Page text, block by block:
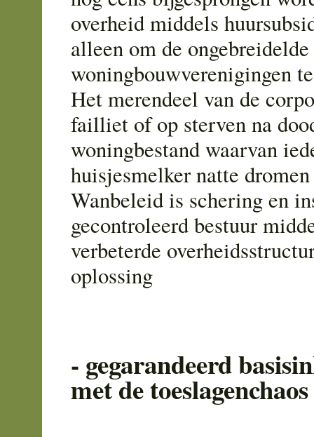
overheid middels
alleen om de
woningbouwverenigingen
Het merendeel van de
failliet of op sterven na
woningbestand waarvan
huisjesmelker natte
Wanbeleid is schering en
gecontroleerd bestuur
verbeterde
oplossing
- gegarandeerd
met de toeslagenchaos